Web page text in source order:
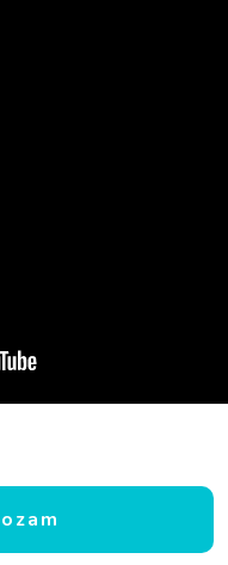
Boatlifts 5K51 Boat Lift